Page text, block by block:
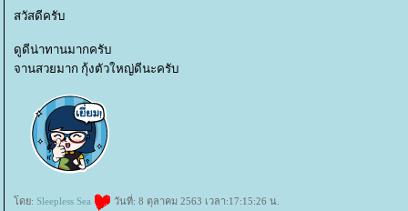
สวัสดีครับ
ดูดีน่าทานมากครับ
จานสวยมาก กุ้งตัวใหญ่ดีนะครับ
ดย: Sleepless Sea วันที่: 8 ตุลาคม 2563 เวลา:17:15:26 น.